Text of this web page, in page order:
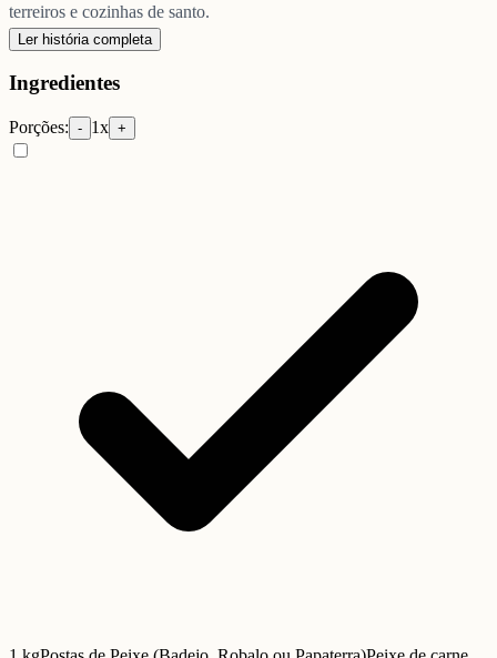
terreiros e cozinhas de santo.
Ler história completa
Ingredientes
Porções: - 1x +